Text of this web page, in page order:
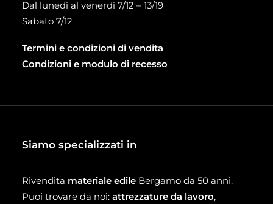
Dal lunedì al venerdì 7/12 – 13/19
Sabato 7/12
Termini e condizioni di vendita
Condizioni e modulo di recesso
Siamo specializzati in
Rivendita materiale edile Bergamo da 50 anni.
Puoi trovare da noi: attrezzature da lavoro,